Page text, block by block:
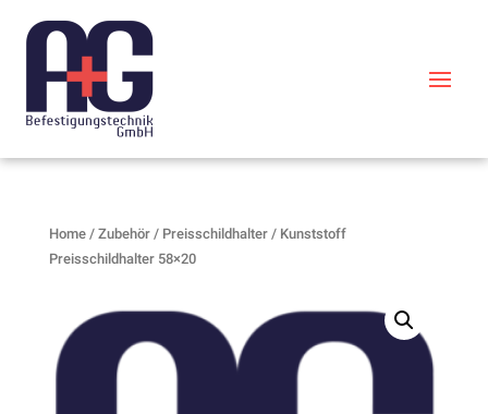
Home/ Zubehör/ Preisschildhalter/ Kunststoff
Preisschildhalter 58×20